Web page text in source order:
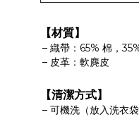
【材質】
織帶：65% 棉，
皮革：軟麂皮
【清潔方式】
可機洗（放入洗衣